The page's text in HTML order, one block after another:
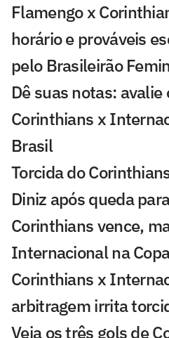
Flamengo x
horário e prováveis
pelo Brasileirão
Dê suas notas:
Corinthians x
Brasil
Torcida do
Diniz após queda
Corinthians vence,
Internacional na
Corinthians x
arbitragem irrita
Veja os três gols de